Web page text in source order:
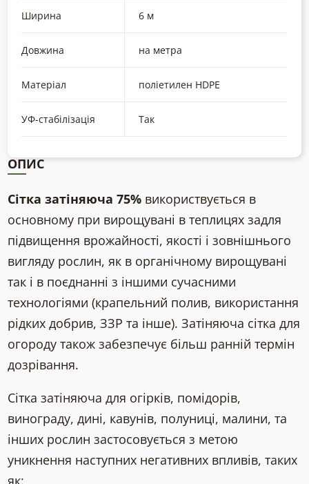
ОПИС
Сітка затіняюча 75% використвується в
основному при вирощувані в теплицях задля
підвищення врожайності, якості і зовнішнього
вигляду рослин, як в органічному вирощувані
так і в поєднанні з іншими сучасними
технологіями (крапельний полив, використання
рідких добрив, ЗЗР та інше). Затіняюча сітка для
огороду також забезпечує більш ранній термін
дозрівання.
Сітка затіняюча для огірків, помідорів,
винограду, дині, кавунів, полуниці, малини, та
інших рослин застосовується з метою
уникнення наступних негативних впливів, таких
Ширина 6 м
Довжина на метра
Матеріал поліетилен HDPE
УФ-стабілізація Так